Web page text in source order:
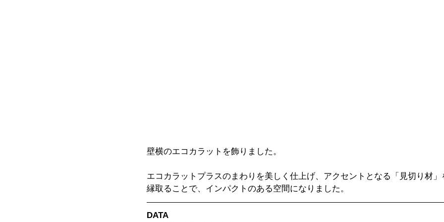
壁横のエコカラットを飾りました。
エコカラットプラスのまわりを美しく仕上げ、アクセントとなる「見切り材
縁取ることで、インパクトのある空間になりました。
DATA